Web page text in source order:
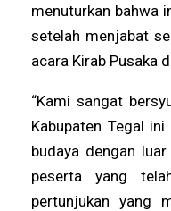
menuturkan bahwa
setelah menjabat
acara Kirab Pusaka
“Kami sangat
Kabupaten Tegal
budaya dengan
peserta yang
pertunjukan yang